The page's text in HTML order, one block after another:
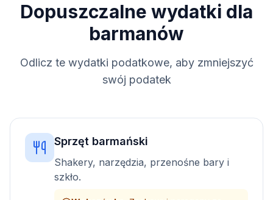
Dopuszczalne wydatki dla
barmanów
Odlicz te wydatki podatkowe, aby zmniejszyć
swój podatek
Sprzęt barmański
Shakery, narzędzia, przenośne bary i
szkło.